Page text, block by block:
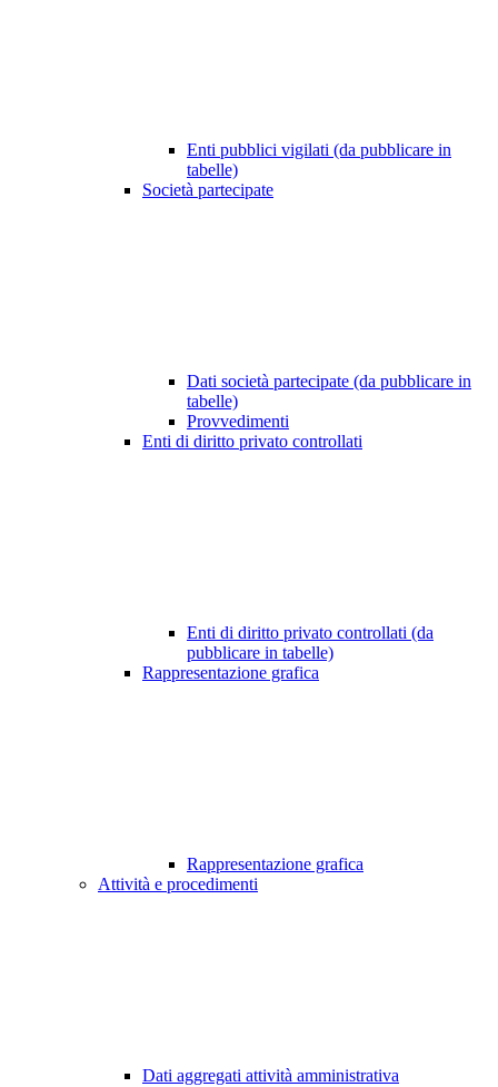
Enti pubblici vigilati (da pubblicare in
tabelle)
Società partecipate
Dati società partecipate (da pubblicare in
tabelle)
Provvedimenti
Enti di diritto privato controllati
Enti di diritto privato controllati (da
pubblicare in tabelle)
Rappresentazione grafica
Rappresentazione grafica
Attività e procedimenti
Dati aggregati attività amministrativa